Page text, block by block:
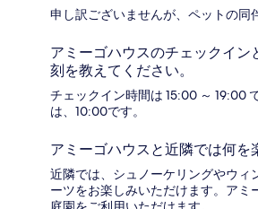
申し訳ございませんが、ペットの同
アミーゴハウスのチェックイン
刻を教えてください。
チェックイン時間は 15:00 ～ 19:00
は、10:00です。
アミーゴハウスと近隣では何を
近隣では、シュノーケリングやウィ
ーツをお楽しみいただけます。アミ